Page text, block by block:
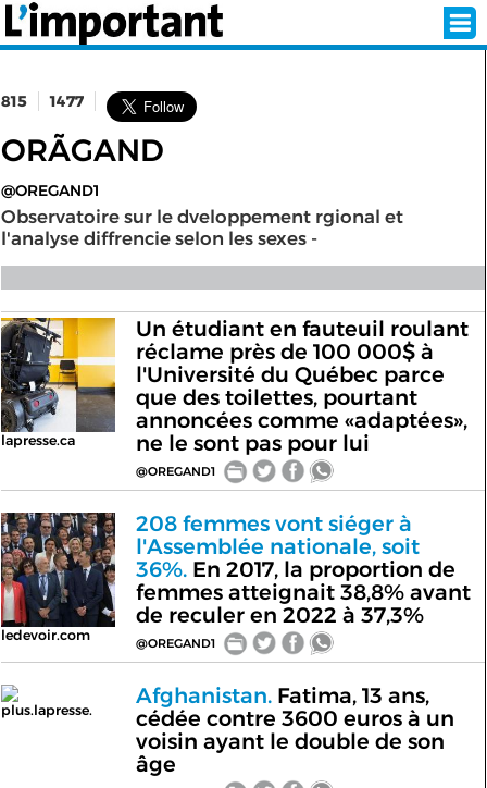
INSCRIPTION
SÉLECTION DE L'ÉTÉ
ABONNEZ-VOUS À LA NEWSLETTER!
SUIVEZ NOUS:
< RETOUR À L'ACCUEIL
815 1477
ORÃGAND
@OREGAND1
Observatoire sur le dveloppement rgional et
l'analyse diffrencie selon les sexes -
lapresse.ca
Un étudiant en fauteuil roulant
réclame près de 100 000$ à
l'Université du Québec parce
que des toilettes, pourtant
annoncées comme «adaptées»,
ne le sont pas pour lui
@OREGAND1
ledevoir.com
208 femmes vont siéger à
l'Assemblée nationale, soit
36%.En 2017, la proportion de
femmes atteignait 38,8% avant
de reculer en 2022 à 37,3%
@OREGAND1
plus.lapresse.
Afghanistan.Fatima, 13 ans,
cédée contre 3600 euros à un
voisin ayant le double de son
âge